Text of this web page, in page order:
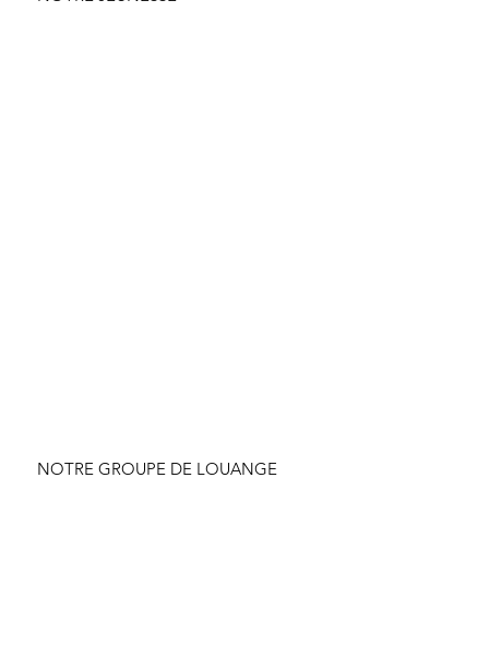
NOTRE GROUPE DE LOUANGE